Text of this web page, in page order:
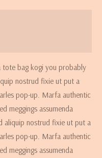
tote bag kogi you probably
nostrud fixie ut put a
pop-up. Marfa authentic
meggings assumenda
aliquip nostrud fixie ut put a
pop-up. Marfa authentic
meggings assumenda